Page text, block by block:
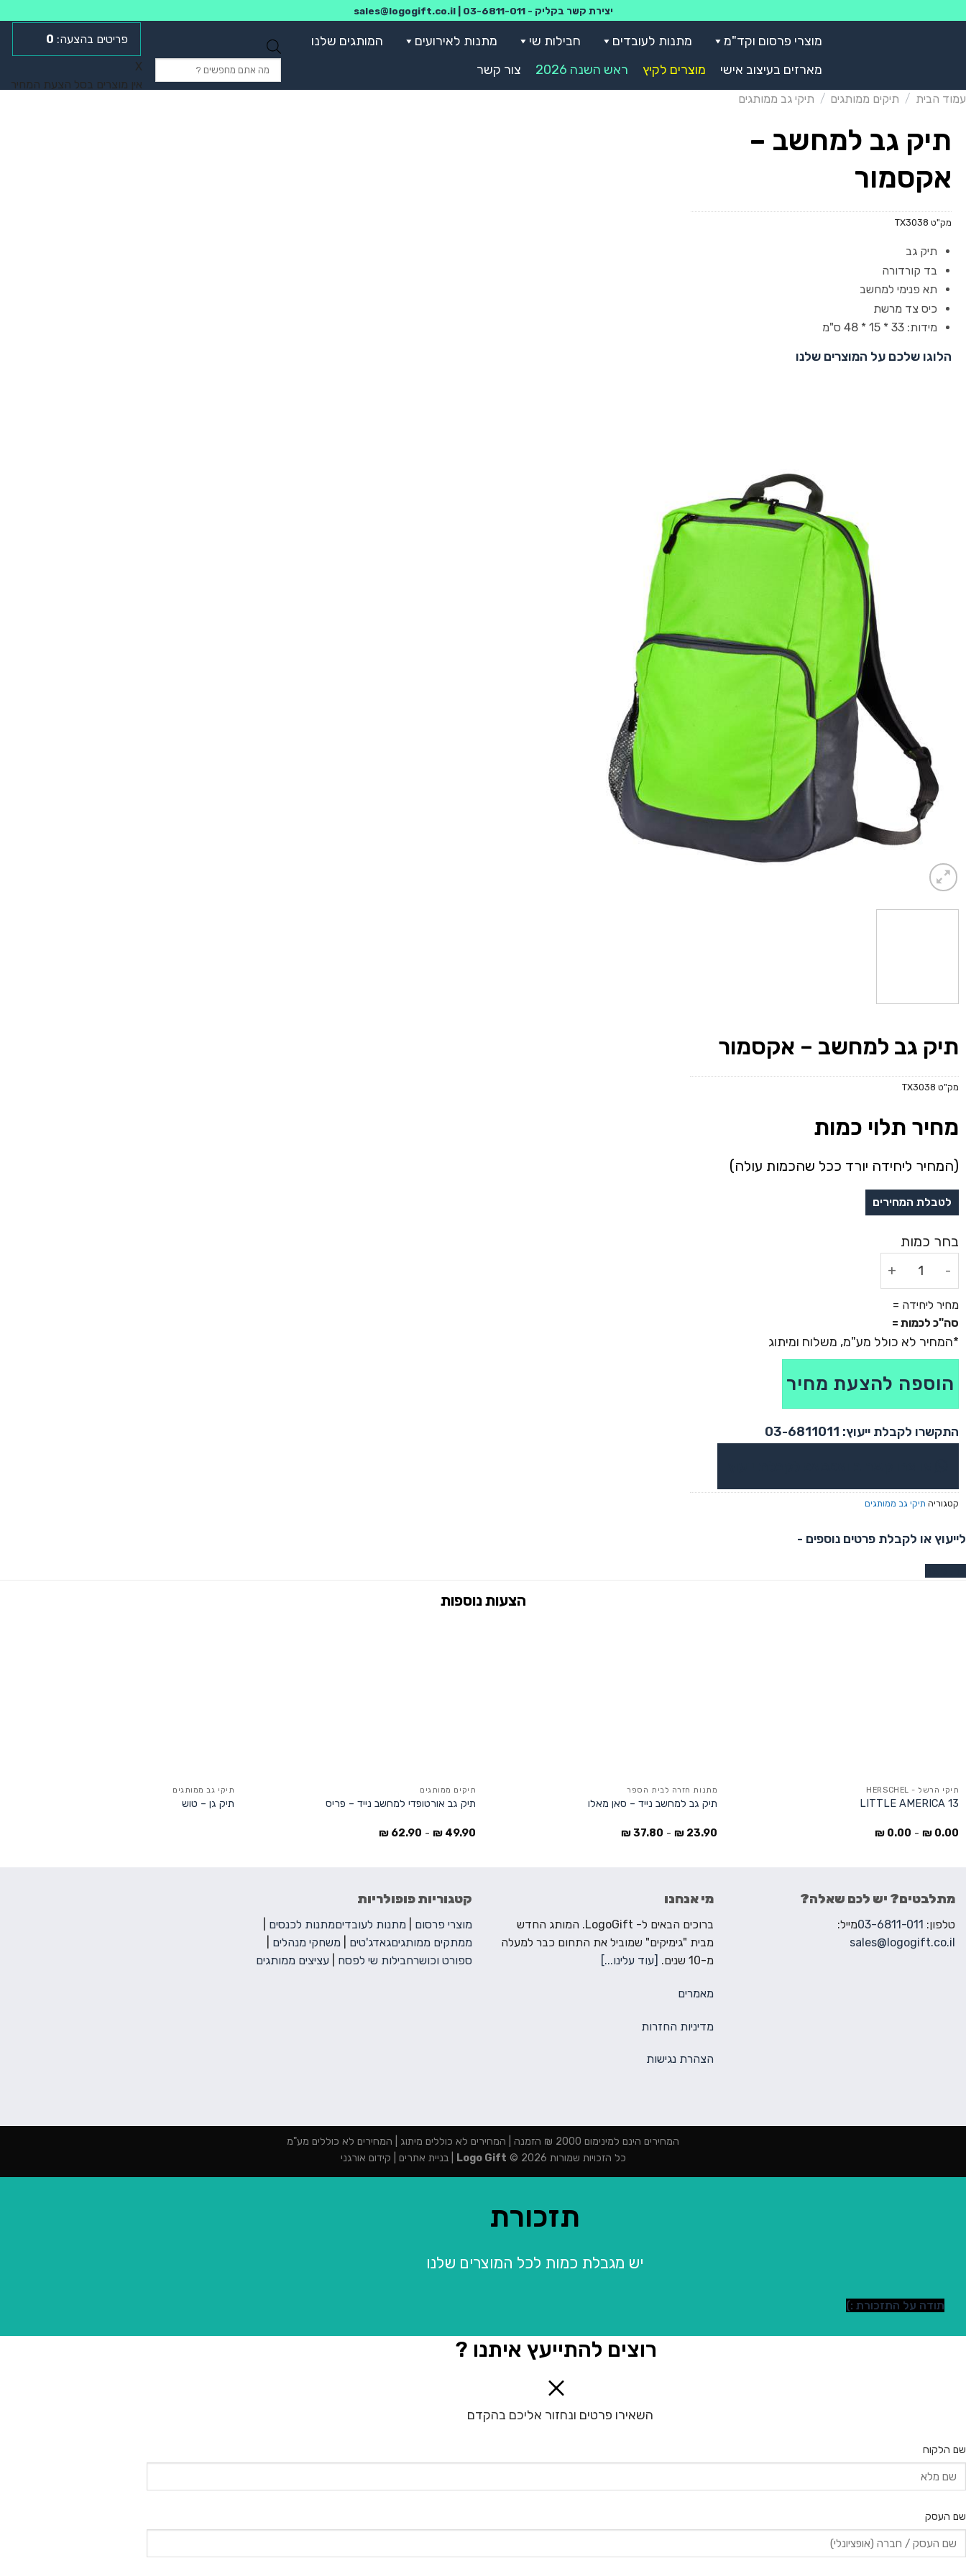
יצירת קשר בקליק -03-6811-011
|
sales@logogift.co.il
מוצרי פרסום וקד"מ מתנות לעובדים חבילות שי מתנות לאירועים
המותגים שלנו
מארזים בעיצוב אישי
מוצרים לקיץ ראש השנה 2026 צור קשר
0
X
אין מוצרים בסל הצעת המחיר
עמוד הבית / תיקים ממותגים / תיקי גב ממותגים
תיק גב למחשב –
אקסמור
מק"ט TX3038
תיק גב
בד קורדורה
תא פנימי למחשב
כיס צד מרשת
מידות: 33 * 15 * 48 ס"מ
הלוגו שלכם על המוצרים שלנו
תיק גב למחשב – אקסמור
מק"ט TX3038
מחיר תלוי כמות
(המחיר ליחידה יורד ככל שהכמות עולה)
סה"כ לכמות =
מחיר ליחידה =
הוספה להצעת מחיר
התקשרו לקבלת ייעוץ: 03-6811011
קטגוריה תיקי גב ממותגים
לייעוץ או לקבלת פרטים נוספים -
תיקי הרשל - HERSCHEL
LITTLE AMERICA 13
0.00
₪
-
0.00
₪
מתנות חזרה לבית הספר
תיק גב למחשב נייד – סאן מאלו
23.90
₪
-
37.80
₪
תיקים ממותגים
תיק גב אורטופדי למחשב נייד – פריס
49.90
₪
-
62.90
₪
תיקי גב ממותגים
תיק גן – טוש
מתלבטים? יש לכם שאלה?
טלפון: 03-6811-011מייל:
sales@logogift.co.il
מי אנחנו
ברוכים הבאים ל- LogoGift. המותג החדש
מבית "גימיקים" שמוביל את התחום כבר למעלה
מ-10 שנים.
[עוד עלינו...]
מאמרים
מדיניות החזרות
הצהרת נגישות
קטגוריות פופולריות
מוצרי פרסום מתנות לעובדיםמתנות לכנסים
ממתקים ממותגיםגאדג'טים משחקי מנהלים
ספורט וכושרחבילות שי לפסח עציצים ממותגים
המחירים הינם למינימום 2000 ₪ הזמנה | המחירים לא כוללים מיתוג | המחירים לא כוללים מע"מ
כל הזכויות שמורות 2026 ©
Logo Gift
|בניית אתרים קידום אורגני
תזכורת
יש מגבלת כמות לכל המוצרים שלנו
תודה על התזכורת :)
רוצים להתייעץ איתנו ?
השאירו פרטים ונחזור אליכם בהקדם
שם הלקוח
שם העסק